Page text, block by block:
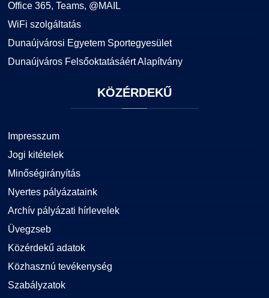
Office 365, Teams, @MAIL
WiFi szolgáltatás
Dunaújvárosi Egyetem Sportegyesület
Dunaújváros Felsőoktatásáért Alapítvány
KÖZÉRDEKŰ
Impresszum
Jogi kitételek
Minőségirányítás
Nyertes pályázataink
Archív pályázati hírlevelek
Üvegzseb
Közérdekű adatok
Közhasznú tevékenység
Szabályzatok